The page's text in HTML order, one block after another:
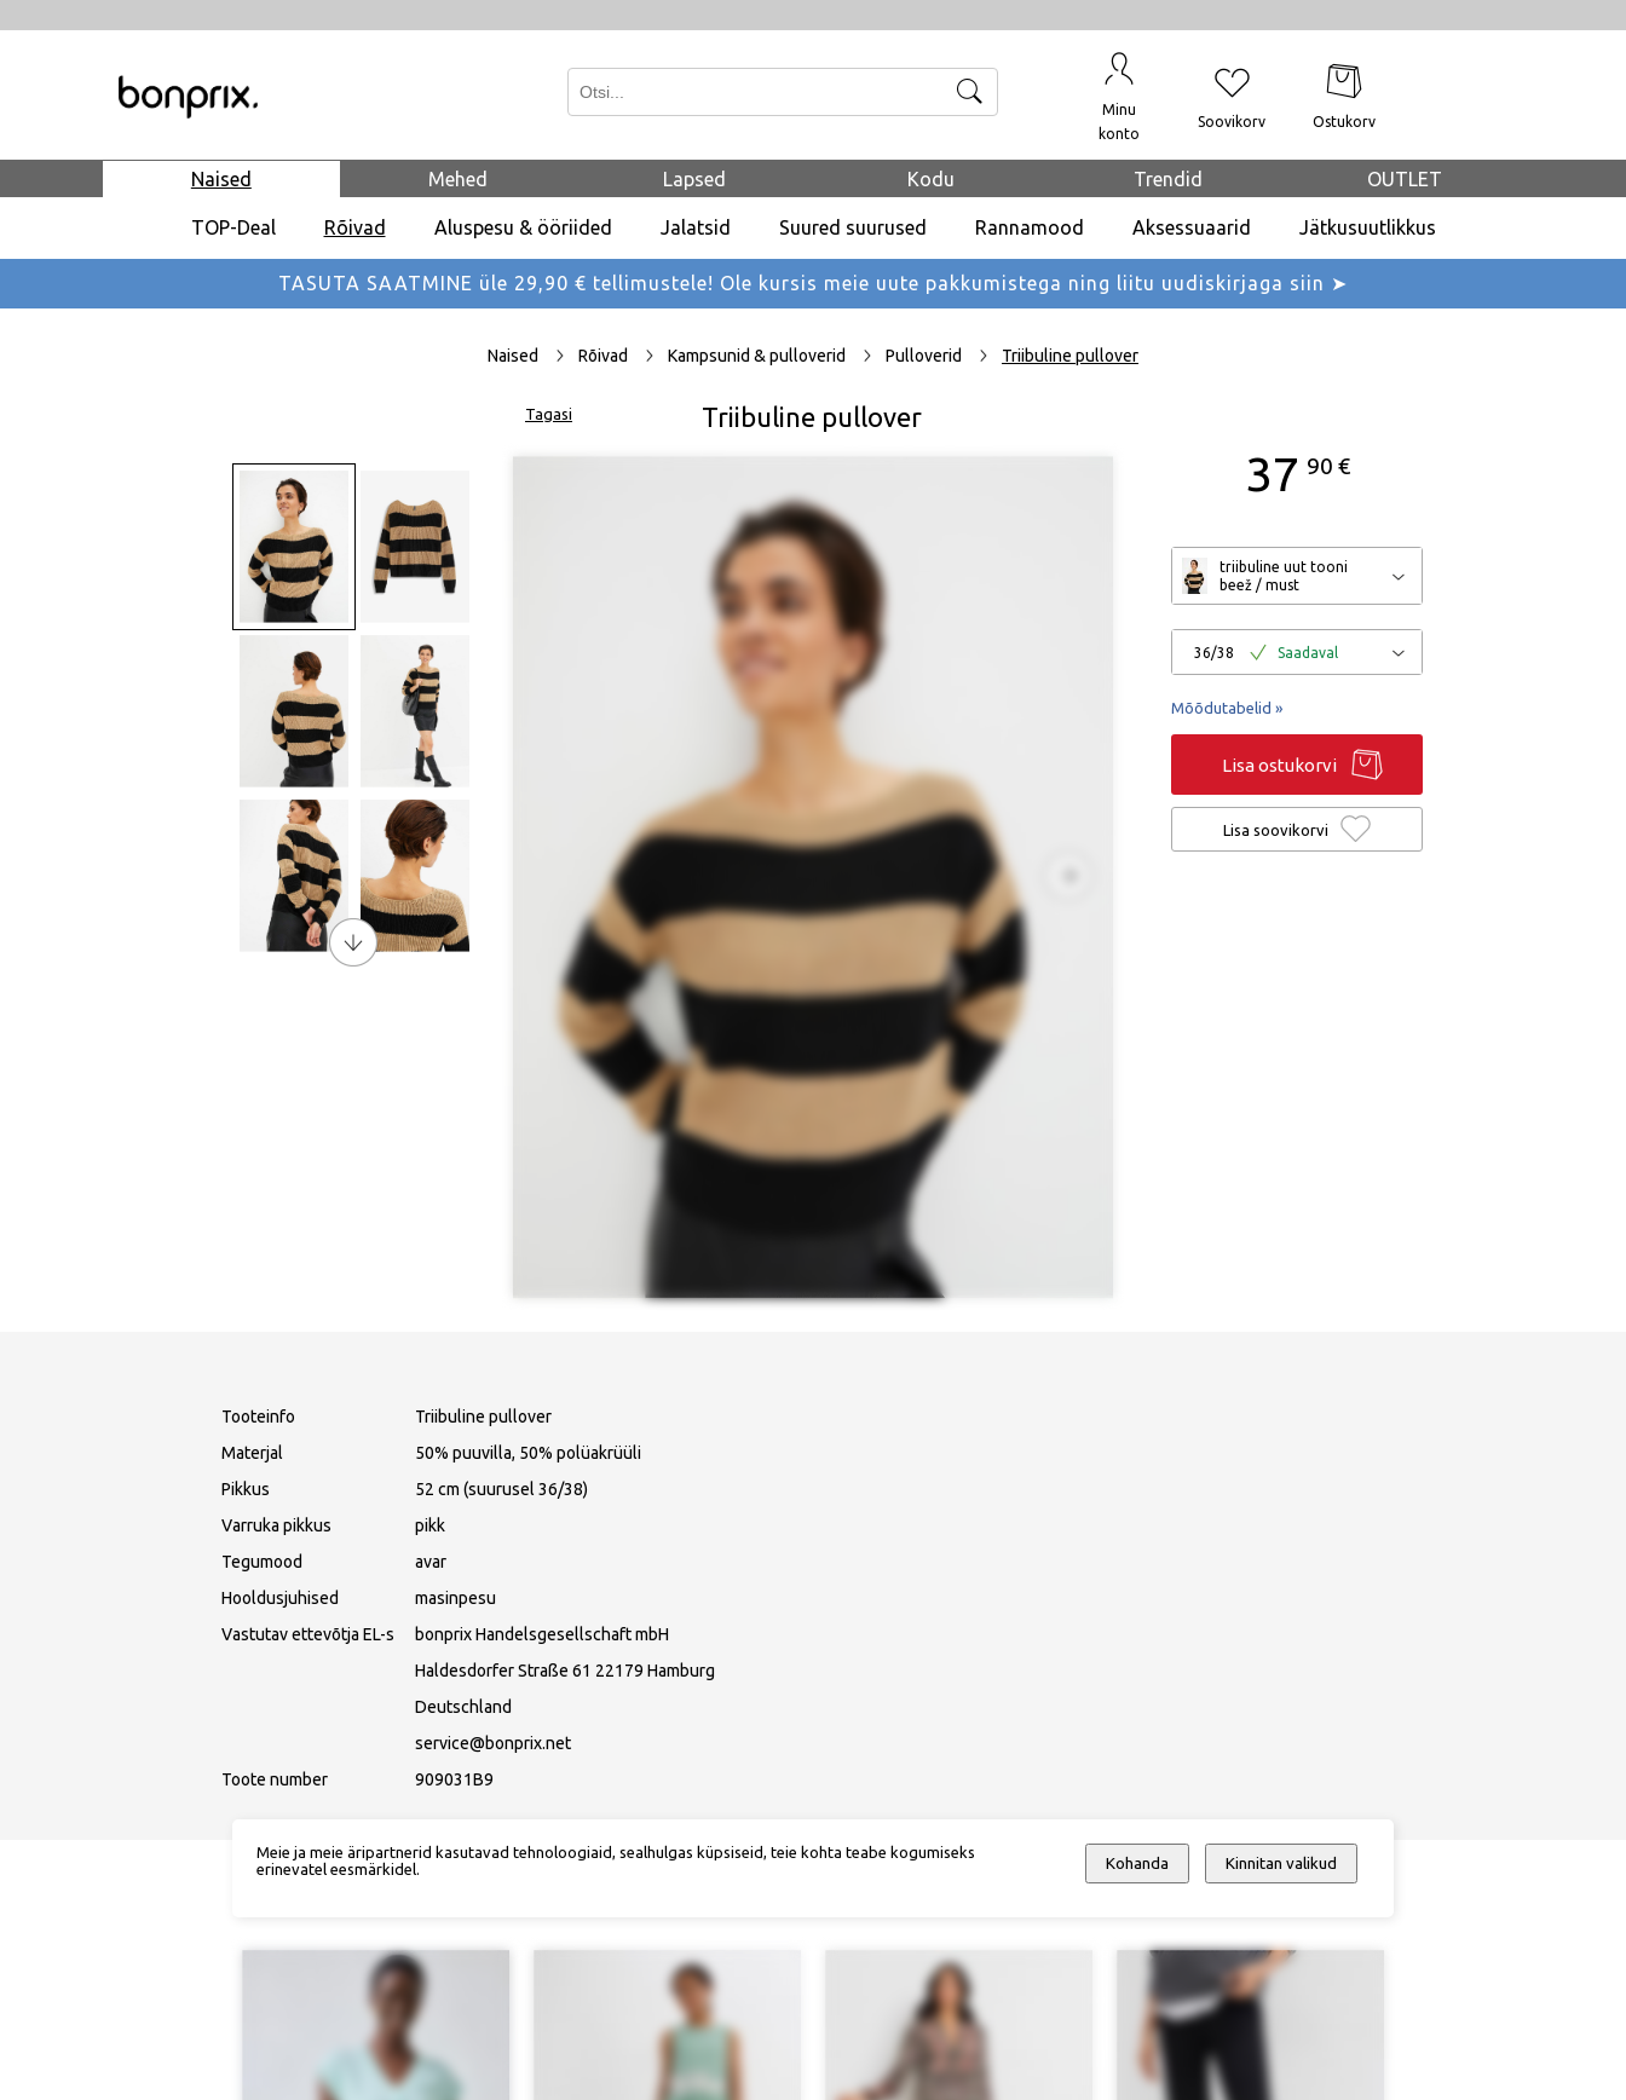
Otsi
Minu
konto
Soovikorv Ostukorv
Naised
TOP-Deal Rõivad Aluspesu & ööriided Jalatsid Suured suurused Rannamood Aksessuaarid Jätkusuutlikkus
Mehed Lapsed Kodu Trendid OUTLET
TASUTA SAATMINE üle 29,90 € tellimustele! Ole kursis meie uute pakkumistega ning liitu uudiskirjaga siin ➤
Naised Rõivad Kampsunid & pulloverid Pulloverid Triibuline pullover
Tagasi Triibuline pullover
37 90 €
triibuline uut tooni
beež / must
36/38 Saadaval
Mõõdutabelid »
Lisa ostukorvi
Lisa soovikorvi
Tooteinfo
Triibuline pullover
Materjal
50% puuvilla, 50% polüakrüüli
Pikkus
52 cm (suurusel 36/38)
Varruka pikkus
pikk
Tegumood
avar
Hooldusjuhised
masinpesu
Vastutav ettevõtja EL-s
bonprix Handelsgesellschaft mbH
Haldesdorfer Straße 61 22179 Hamburg
Deutschland
service@bonprix.net
Toote number
909031B9
Meie ja meie äripartnerid kasutavad tehnoloogiaid, sealhulgas küpsiseid, teie kohta teabe kogumiseks
erinevatel eesmärkidel.
Kohanda Kinnitan valikud